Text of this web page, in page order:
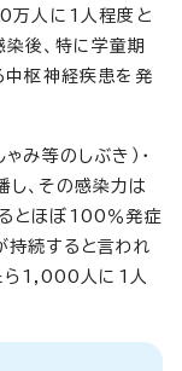
万人に1人程度と
後、特に学童期
枢神経疾患を発
ゃみ等のしぶき）・
し、その感染力は
とほぼ100％発症
持続すると言われ
ら1,000人に1人